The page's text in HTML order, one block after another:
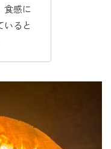
食感に
いると